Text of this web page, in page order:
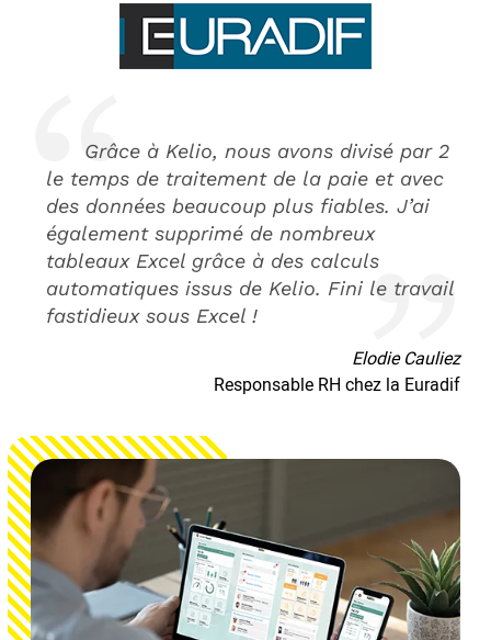
Grâce à Kelio, nous avons divisé par 2
le temps de traitement de la paie et avec
des données beaucoup plus fiables. J’ai
également supprimé de nombreux
tableaux Excel grâce à des calculs
automatiques issus de Kelio. Fini le travail
fastidieux sous Excel !
Elodie Cauliez
Responsable RH chez la Euradif